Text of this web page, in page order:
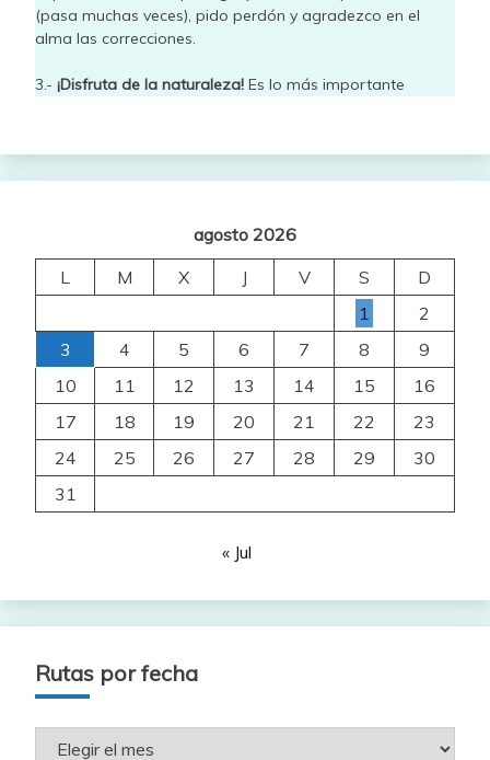
(pasa muchas veces), pido perdón y agradezco en el
alma las correcciones.
3.- ¡Disfruta de la naturaleza! Es lo más importante
agosto 2026
L
M X J V S
D
1
2
3
4 5 6 7 8
9
10
11 12 13 14 15
16
17
18 19 20 21 22
23
24
25 26 27 28 29
30
31
« Jul
Rutas por fecha
Rutas